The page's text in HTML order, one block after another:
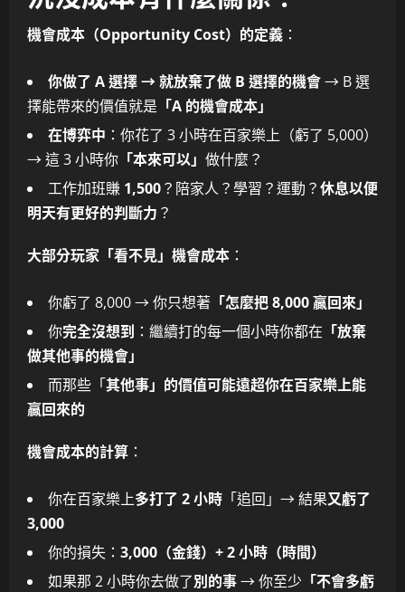
機會成本（Opportunity Cost）的定義 ：
你做了 A 選擇 → 就放棄了做 B 選擇的機會→ B 選
擇能帶來的價值就是 「A 的機會成本」
在博弈中 ：你花了 3 小時在百家樂上（虧了 5,000）
→ 這 3 小時你 「本來可以」 做什麼？
工作加班賺 1,500？陪家人？學習？運動？休息以便
明天有更好的判斷力 ？
大部分玩家「看不見」機會成本 ：
你虧了 8,000 → 你只想著 「怎麼把 8,000 贏回來」
你完全沒想到 ：繼續打的每一個小時你都在 「放棄
做其他事的機會」
而那些「其他事」的價值可能遠超你在百家樂上能
贏回來的
機會成本的計算 ：
你在百家樂上多打了 2 小時 「追回」→ 結果又虧了
3,000
你的損失： 3,000（金錢）+ 2 小時（時間）
如果那 2 小時你去做了別的事→ 你至少 「不會多虧